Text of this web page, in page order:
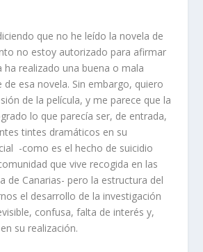
que no he leído la novela de
no estoy autorizado para afirmar
ha realizado una buena o mala
de esa novela. Sin embargo, quiero
de la película, y me parece que la
lo que parecía ser, de entrada,
tintes dramáticos en su
-como es el hecho de suicidio
que vive recogida en las
de Canarias- pero la estructura del
el desarrollo de la investigación
confusa, falta de interés y,
su realización.